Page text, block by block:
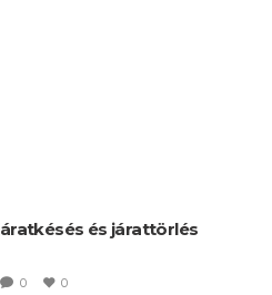
és járattörlés
0 0